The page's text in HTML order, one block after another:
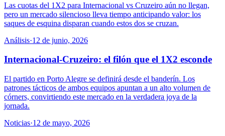
Las cuotas del 1X2 para Internacional vs Cruzeiro aún no llegan,
pero un mercado silencioso lleva tiempo anticipando valor: los
saques de esquina disparan cuando estos dos se cruzan.
Análisis·12 de junio, 2026
Internacional-Cruzeiro: el filón que el 1X2 esconde
El partido en Porto Alegre se definirá desde el banderín. Los
patrones tácticos de ambos equipos apuntan a un alto volumen de
córners, convirtiendo este mercado en la verdadera joya de la
jornada.
Noticias·12 de mayo, 2026